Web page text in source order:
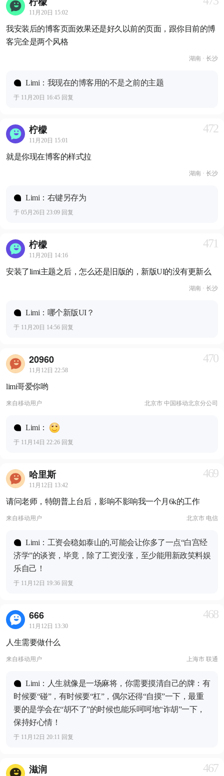
11月20日 15:02
我安装后的博客页面效果还是好久以前的页面，跟你目前的博
客完全是两个风格
湖南 · 长沙
Limi：我现在的博客用的不是之前的主题
于 11月20日 16:45 回复
柠檬
11月20日 15:01
472
就是你现在博客的样式拉
湖南 · 长沙
Limi：右键另存为
于 05月26日 23:09 回复
柠檬
11月20日 14:16
471
安装了limi主题之后，怎么还是旧版的，新版UI的没有更新么
湖南 · 长沙
Limi：哪个新版UI？
于 11月20日 14:56 回复
20960
11月12日 22:58
470
limi哥爱你哟
来自移动用户 北京市 中国移动北京分公司
Limi：
于 11月14日 22:26 回复
哈里斯
11月12日 13:42
469
请问老师，特朗普上台后，影响不影响我一个月6k的工作
来自移动用户 北京市 电信
Limi：工资会稳如泰山的,可能会让你多了一点“白宫经
济学”的谈资，毕竟，除了工资没涨，至少能用新政笑料娱
乐自己！
于 11月12日 19:36 回复
666
11月12日 13:30
468
人生需要做什么
来自移动用户 上海市 联通
Limi：人生就像是一场麻将，你需要摸清自己的牌：有
时候要“碰”，有时候要“杠”，偶尔还得“自摸”一下，最重
要的是学会在“胡不了”的时候也能乐呵呵地“诈胡”一下，
保持好心情！
于 11月12日 20:11 回复
滋润 467